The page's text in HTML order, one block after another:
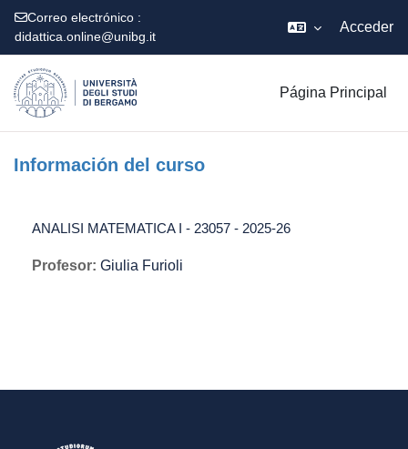
Correo electrónico :
didattica.online@unibg.it
Acceder
Página Principal
Información del curso
ANALISI MATEMATICA I - 23057 - 2025-26
Profesor: Giulia Furioli